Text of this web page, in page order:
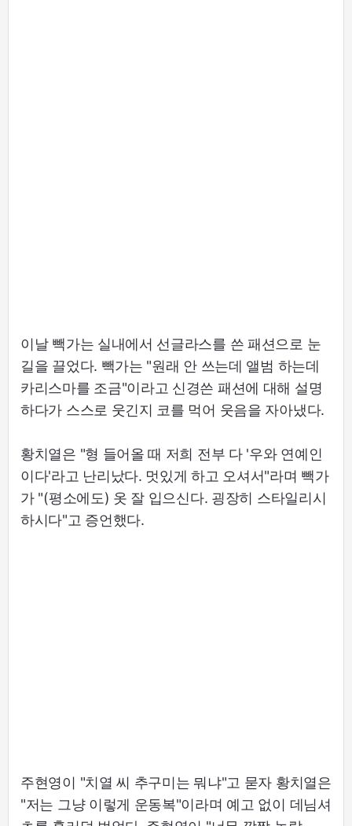
이날 빽가는 실내에서 선글라스를 쓴 패션으로 눈
길을 끌었다. 빽가는 "원래 안 쓰는데 앨범 하는데
카리스마를 조금"이라고 신경쓴 패션에 대해 설명
하다가 스스로 웃긴지 코를 먹어 웃음을 자아냈다.
황치열은 "형 들어올 때 저희 전부 다 '우와 연예인
이다'라고 난리났다. 멋있게 하고 오셔서"라며 빽가
가 "(평소에도) 옷 잘 입으신다. 굉장히 스타일리시
하시다"고 증언했다.
주현영이 "치열 씨 추구미는 뭐냐"고 묻자 황치열은
"저는 그냥 이렇게 운동복"이라며 예고 없이 데님셔